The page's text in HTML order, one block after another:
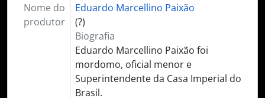
Nome do
produtor
Eduardo Marcellino Paixão
(?)
Biografia
Eduardo Marcellino Paixão foi
mordomo, oficial menor e
Superintendente da Casa Imperial do
Brasil.